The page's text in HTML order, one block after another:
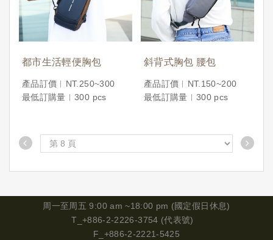
都市生活輕便胸包
產品訂價︱NT.250~300
最低訂購量︱300 pcs
斜背式胸包 腰包
產品訂價︱NT.150~200
最低訂購量︱300 pcs
周一至周五 9:00 am ~18:00 pm (國定假日休息)
T_+886-2-2226-3754 (代表號)
F_+886-2-2221-5425